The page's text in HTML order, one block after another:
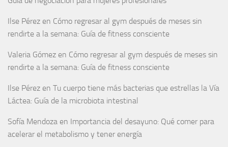
Ilse Pérez en Cómo regresar al gym después de meses sin
rendirte a la semana: Guía de fitness consciente
Valeria Gómez en Cómo regresar al gym después de meses sin
rendirte a la semana: Guía de fitness consciente
Ilse Pérez en Tu cuerpo tiene más bacterias que estrellas la Vía
Láctea: Guía de la microbiota intestinal
Sofía Mendoza en Importancia del desayuno: Qué comer para
acelerar el metabolismo y tener energía